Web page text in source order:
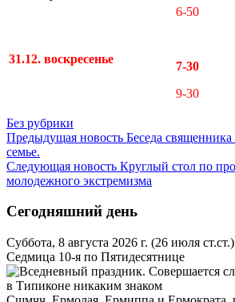
31.12. воскресенье
6-50
7-30
9-30
Без рубрики
Предыдущая новость Беседа священника
семье.
Следующая новость Круглый стол по
молодежного экстремизма
Сегодняшний день
Суббота, 8 августа 2026 г. (26 июля ст.ст.)
Седмица 10-я по Пятидесятнице